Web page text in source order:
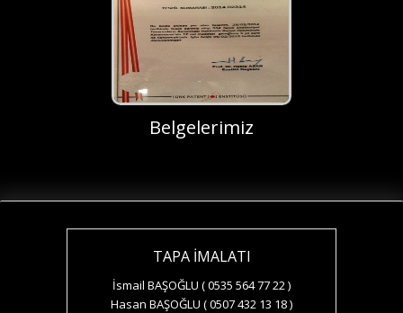
Belgelerimiz
TAPA İMALATI
İsmail BAŞOĞLU ( 0535 564 77 22 )
Hasan BAŞOĞLU ( 0507 432 13 18 )